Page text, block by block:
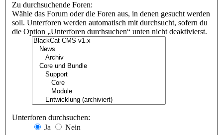
Zu durchsuchende Foren:
Wähle das Forum oder die Foren aus, in denen gesucht werden
soll. Unterforen werden automatisch mit durchsucht, sofern du
die Option „Unterforen durchsuchen“ unten nicht deaktivierst.
Unterforen durchsuchen:
Ja
Nein